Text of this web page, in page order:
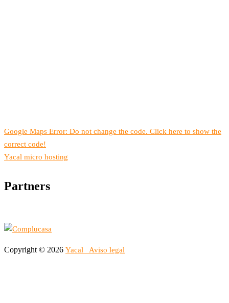
Google Maps Error: Do not change the code. Click here to show the
correct code!
Yacal micro hosting
Partners
Copyright © 2026 Yacal Aviso legal